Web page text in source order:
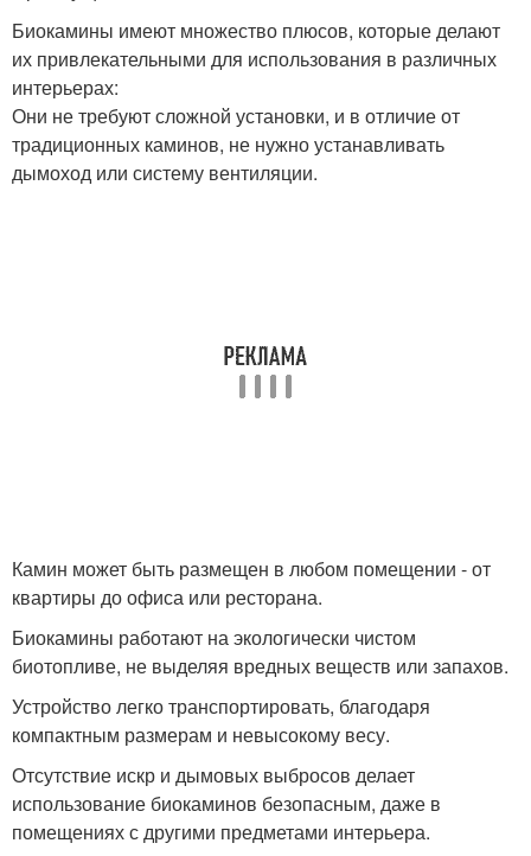
Биокамины имеют множество плюсов, которые делают
их привлекательными для использования в различных
интерьерах:
Они не требуют сложной установки, и в отличие от
традиционных каминов, не нужно устанавливать
дымоход или систему вентиляции.
Камин может быть размещен в любом помещении - от
квартиры до офиса или ресторана.
Биокамины работают на экологически чистом
биотопливе, не выделяя вредных веществ или запахов.
Устройство легко транспортировать, благодаря
компактным размерам и невысокому весу.
Отсутствие искр и дымовых выбросов делает
использование биокаминов безопасным, даже в
помещениях с другими предметами интерьера.